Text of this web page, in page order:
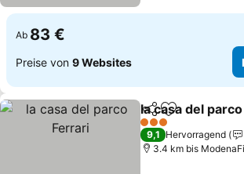
Ab 83 €
Preise von 9 Websites
TeilenZu Favoriten
la casa del
3 Sterne
9,1 Hervorragend
3.4 km bis